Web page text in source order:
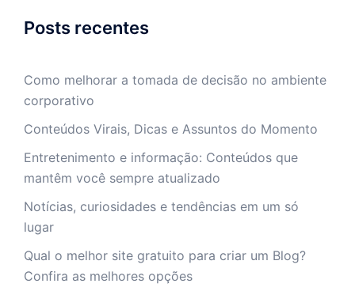
Posts recentes
Como melhorar a tomada de decisão no ambiente
corporativo
Conteúdos Virais, Dicas e Assuntos do Momento
Entretenimento e informação: Conteúdos que
mantêm você sempre atualizado
Notícias, curiosidades e tendências em um só
lugar
Qual o melhor site gratuito para criar um Blog?
Confira as melhores opções